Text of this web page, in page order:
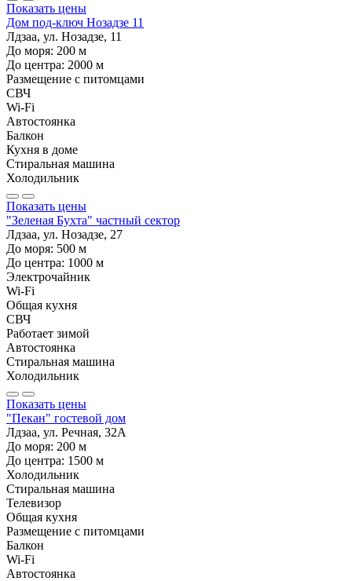
Показать цены
Дом под-ключ Нозадзе 11
Лдзаа, ул. Нозадзе, 11
До моря: 200 м
До центра: 2000 м
Размещение с питомцами
СВЧ
Wi-Fi
Автостоянка
Балкон
Кухня в доме
Стиральная машина
Холодильник
Показать цены
"Зеленая Бухта" частный сектор
Лдзаа, ул. Нозадзе, 27
До моря: 500 м
До центра: 1000 м
Электрочайник
Wi-Fi
Общая кухня
СВЧ
Работает зимой
Автостоянка
Стиральная машина
Холодильник
Показать цены
"Пекан" гостевой дом
Лдзаа, ул. Речная, 32А
До моря: 200 м
До центра: 1500 м
Холодильник
Стиральная машина
Телевизор
Общая кухня
Размещение с питомцами
Балкон
Wi-Fi
Автостоянка